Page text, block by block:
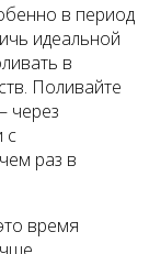
в период
идеальной
в
Поливайте
через
с
раз в
время